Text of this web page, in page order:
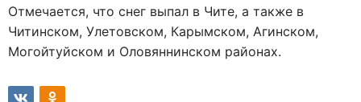
Отмечается, что снег выпал в Чите, а также в
Читинском, Улетовском, Карымском, Агинском,
Могойтуйском и Оловяннинском районах.